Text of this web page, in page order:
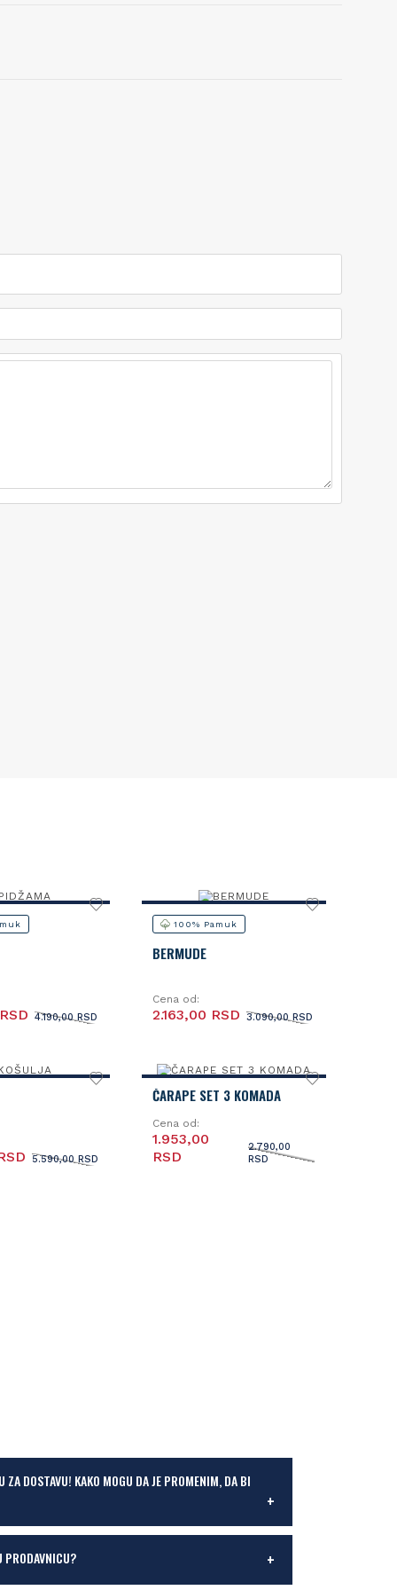
4.190,00 RSD
100% Pamuk
BERMUDE
Cena od:
3.090,00 RSD
2.163,00 RSD
5.590,00 RSD
ČARAPE SET 3 KOMADA
Cena od:
2.790,00
RSD
1.953,00
RSD
ZA DOSTAVU! KAKO MOGU DA JE PROMENIM, DA BI
PRODAVNICU?